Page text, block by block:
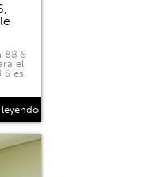
88 S
el
es